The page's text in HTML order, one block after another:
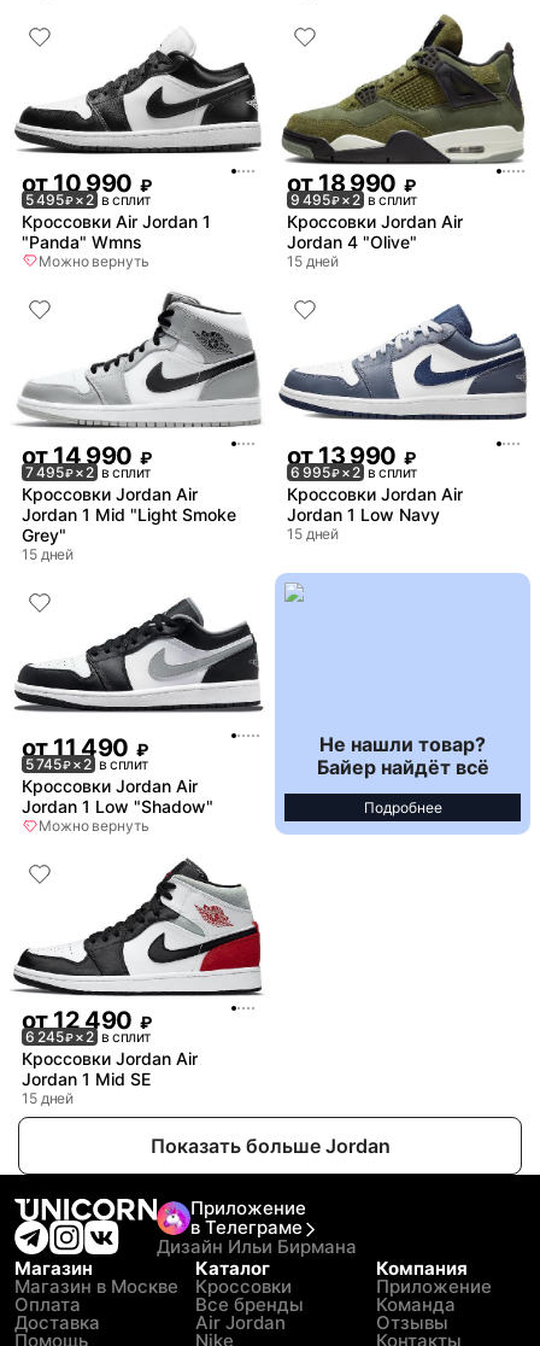
от10 990 ₽
5 495₽× 2 в сплит
Кроссовки Air Jordan 1
"Panda" Wmns
Можно вернуть
от18 990 ₽
9 495₽× 2 в сплит
Кроссовки Jordan Air
Jordan 4 "Olive"
15 дней
от 14 990 ₽
7 495₽× 2 в сплит
Кроссовки Jordan Air
Jordan 1 Mid "Light Smoke
Grey"
15 дней
от 13 990 ₽
6 995₽× 2 в сплит
Кроссовки Jordan Air
Jordan 1 Low Navy
15 дней
от11 490 ₽
5 745₽× 2 в сплит
Кроссовки Jordan Air
Jordan 1 Low "Shadow"
Можно вернуть
Не нашли товар?
Байер найдёт всё
Подробнее
от12 490 ₽
6 245₽× 2 в сплит
Кроссовки Jordan Air
Jordan 1 Mid SE
15 дней
Показать больше Jordan
Приложение
в Телеграме
Дизайн Ильи Бирмана
Магазин
Магазин в Москве
Оплата
Доставка
Помощь
Каталог
Кроссовки
Все бренды
Air Jordan
Nike
Компания
Приложение
Команда
Отзывы
Контакты